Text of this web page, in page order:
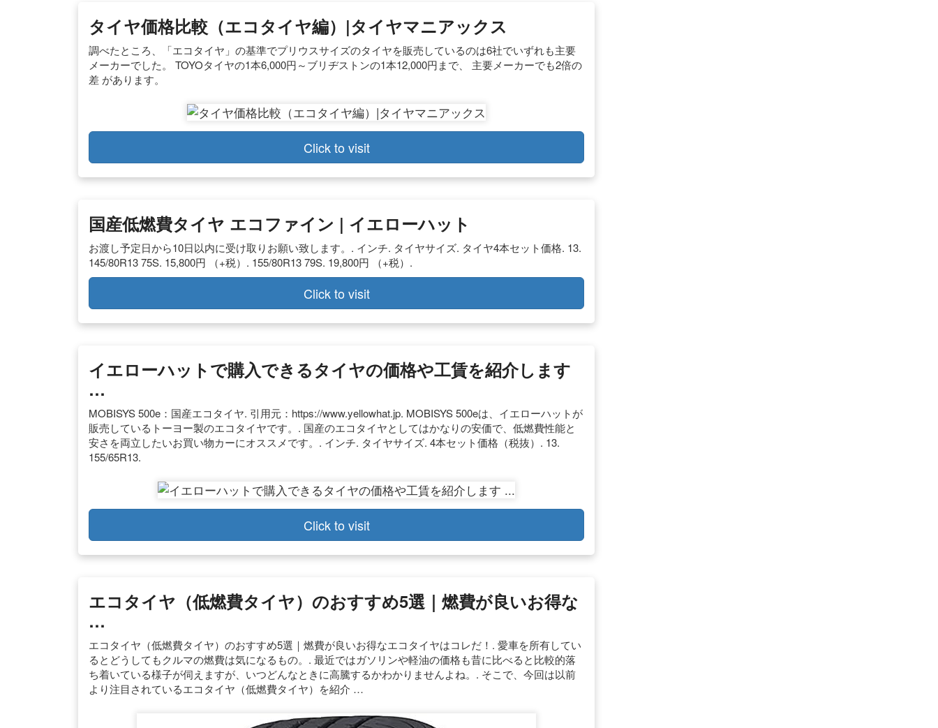
タイヤ価格比較（エコタイヤ編）|タイヤマニアックス
調べたところ、「エコタイヤ」の基準でプリウスサイズのタイヤを販売しているのは6社でいずれも主要
メーカーでした。 TOYOタイヤの1本6,000円～ブリヂストンの1本12,000円まで、 主要メーカーでも2倍の
差 があります。
Click to visit
国産低燃費タイヤ エコファイン | イエローハット
お渡し予定日から10日以内に受け取りお願い致します。. インチ. タイヤサイズ. タイヤ4本セット価格. 13.
145/80R13 75S. 15,800円 （+税）. 155/80R13 79S. 19,800円 （+税）.
Click to visit
イエローハットで購入できるタイヤの価格や工賃を紹介します
…
MOBISYS 500e：国産エコタイヤ. 引用元：https://www.yellowhat.jp. MOBISYS 500eは、イエローハットが
販売しているトーヨー製のエコタイヤです。. 国産のエコタイヤとしてはかなりの安価で、低燃費性能と
安さを両立したいお買い物カーにオススメです。. インチ. タイヤサイズ. 4本セット価格（税抜）. 13.
155/65R13.
Click to visit
エコタイヤ（低燃費タイヤ）のおすすめ5選｜燃費が良いお得な
…
エコタイヤ（低燃費タイヤ）のおすすめ5選｜燃費が良いお得なエコタイヤはコレだ！. 愛車を所有してい
るとどうしてもクルマの燃費は気になるもの。. 最近ではガソリンや軽油の価格も昔に比べると比較的落
ち着いている様子が伺えますが、いつどんなときに高騰するかわかりませんよね。. そこで、今回は以前
より注目されているエコタイヤ（低燃費タイヤ）を紹介 …